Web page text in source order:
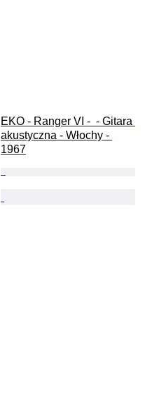
EKO - Ranger VI -  - Gitara
akustyczna - Włochy -
1967